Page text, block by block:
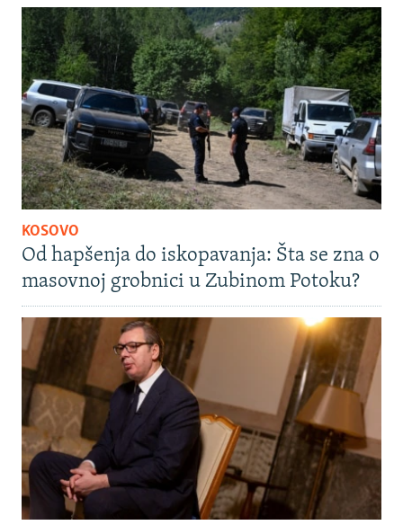
KOSOVO
Od hapšenja do iskopavanja: Šta se zna o
masovnoj grobnici u Zubinom Potoku?